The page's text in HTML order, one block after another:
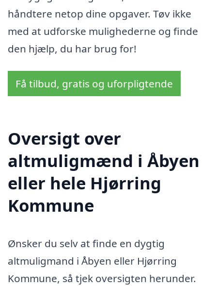
håndtere netop dine opgaver. Tøv ikke
med at udforske mulighederne og finde
den hjælp, du har brug for!
Få tilbud, gratis og uforpligtende
Oversigt over
altmuligmænd i Åbyen
eller hele Hjørring
Kommune
Ønsker du selv at finde en dygtig
altmuligmand i Åbyen eller Hjørring
Kommune, så tjek oversigten herunder.